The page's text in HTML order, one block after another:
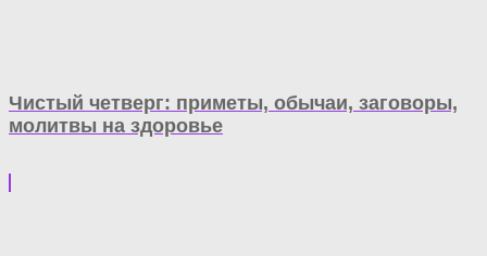
Чистый четверг: приметы, обычаи, заговоры,
молитвы на здоровье